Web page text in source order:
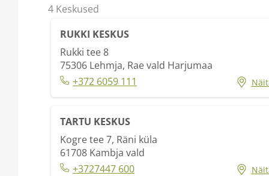
4 Keskused
RUKKI KESKUS
Rukki tee 8
75306 Lehmja, Rae vald Harjumaa
+372 6059 111
TARTU KESKUS
Kogre tee 7, Räni küla
61708 Kambja vald
+3727447 600